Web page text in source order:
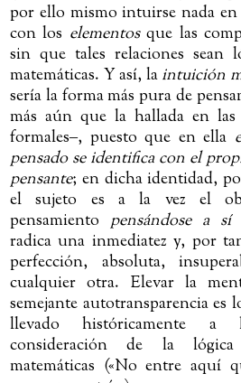
por ello mismo intuirse nada
con los elementosque las
sin que tales relaciones sean
matemáticas. Y así, laintuición
sería la forma más pura de
más aún que la hallada en las
formales‒, puesto que en ella
pensado se identifica con el
pensante; en dicha identidad,
el sujeto es a la vez el
pensamiento pensándose a sí
radica una inmediatez y, por
perfección, absoluta,
cualquier otra. Elevar la
semejante autotransparencia es
llevado históricamente
consideración de la
matemáticas («No entre aquí